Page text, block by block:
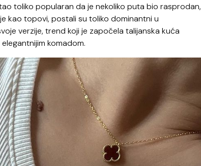
toliko popularan da je nekoliko puta bio rasprodan,
kao topovi, postali su toliko dominantni u
verzije, trend koji je započela talijanska kuća
komadom.